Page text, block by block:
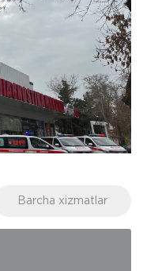
jahon brendlaridan
va davolash
quyidagi
klinik laboratoriya,
tibbiy
kardiologiya,
nevrologiyasi,
Barcha xizmatlar